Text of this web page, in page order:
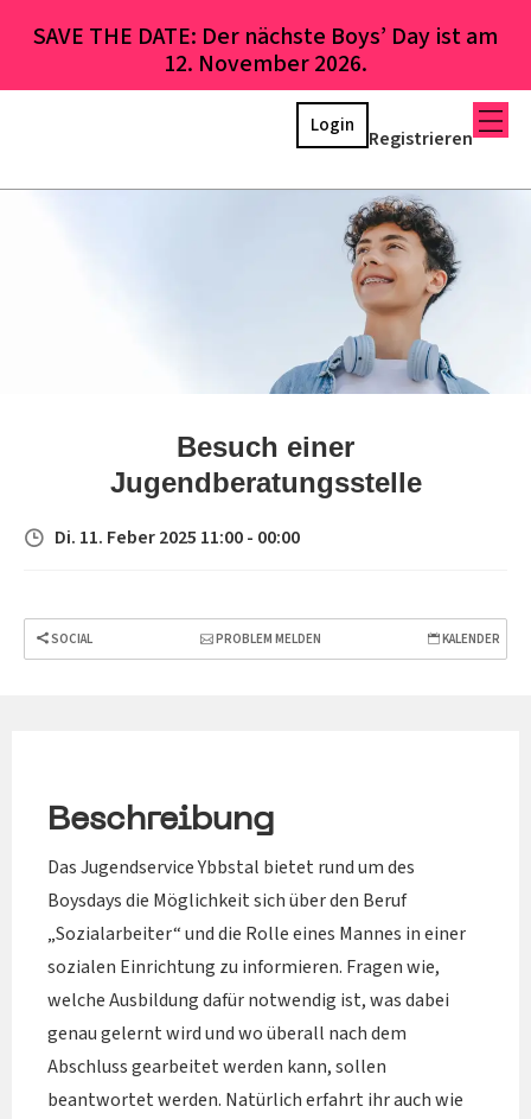
SAVE THE DATE: Der nächste Boys’ Day ist am
12. November 2026.
Registrieren
Login
Besuch einer
Jugendberatungsstelle
Di. 11. Feber 2025 11:00 - 00:00
SOCIAL PROBLEM MELDEN KALENDER
Beschreibung
Das Jugendservice Ybbstal bietet rund um des
Boysdays die Möglichkeit sich über den Beruf
„Sozialarbeiter“ und die Rolle eines Mannes in einer
sozialen Einrichtung zu informieren. Fragen wie,
welche Ausbildung dafür notwendig ist, was dabei
genau gelernt wird und wo überall nach dem
Abschluss gearbeitet werden kann, sollen
beantwortet werden. Natürlich erfahrt ihr auch wie